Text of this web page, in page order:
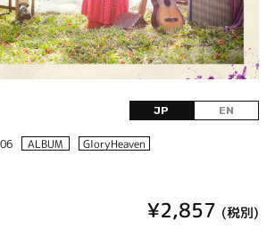
JP EN
ALBUM GloryHeaven
¥2,857 (税別)